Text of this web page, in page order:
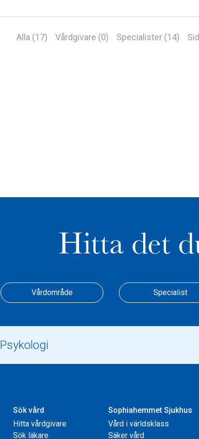
Alla (17) Vårdgivare (0) Specialister (14)
Hitta det
Vårdområde Specialist
Sök vård
Hitta vårdgivare
Sök läkare
Sophiahemmet Sjukhus
Vård i världsklass
Säker vård